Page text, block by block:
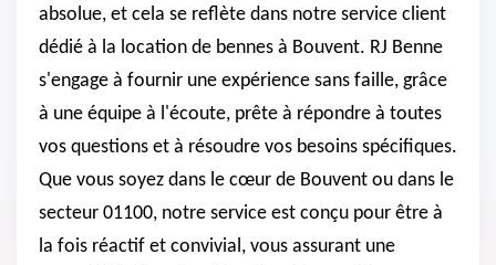
absolue, et cela se reflète dans notre service client
dédié à la location de bennes à Bouvent. RJ Benne
s'engage à fournir une expérience sans faille, grâce
à une équipe à l'écoute, prête à répondre à toutes
vos questions et à résoudre vos besoins spécifiques.
Que vous soyez dans le cœur de Bouvent ou dans le
secteur 01100, notre service est conçu pour être à
la fois réactif et convivial, vous assurant une